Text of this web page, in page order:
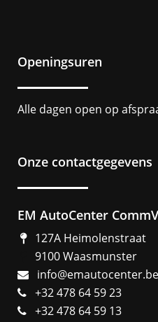
Openingsuren
Alle dagen open op
Onze contactgegevens
EM AutoCenter CommV
127A Heimolenstraat
9100 Waasmunster
info@emautocenter.be
+32 478 64 59 23
+32 478 64 59 13